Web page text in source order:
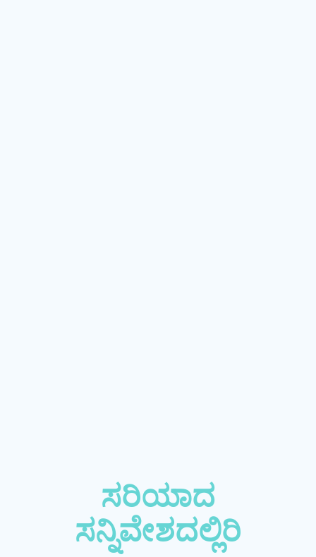
ಸರಿಯಾದ
ಸನ್ನಿವೇಶದಲ್ಲಿರಿ